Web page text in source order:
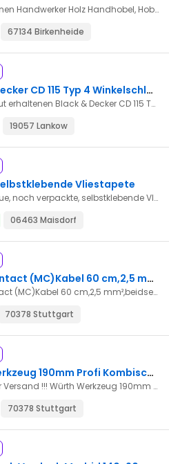
Verkaufe einen Handwerker Holz Handhobel, Hobelbreite 3 cm, wie abgebildet; nicht kostenlos aber für nur 15 Euro! Es handelt sich um einen Privatverkauf nach EU-Recht, ohne Garantie, Gewährleistung, Umtausch- oder Rückgaberecht. Genannte Markennamen sind Eigentum der Rechteinhaber und dienen der Artikelbeschreibung. Fotos bitte beachten. Bitte nur anrufen oder Mail schreiben! Keine Antwort gibt es auf SMS !!! Verkauf und Anrufe bis 22 Uhr auch sonntags möglich !!! Beachten Sie bitte auch meine anderen Angebote! Mehr kaufen, Versandkosten sparen! Alles was in eine Bananenkiste geht, nur 7 Euro Versand! Die Anzeige ist so lange geschaltet, bis dieser Artikel verkauft ist und wird danach sofort gelöscht. Tel. 06237 - 1614 oder 0174 - 4820611 .
67134 Birkenheide
Black & Decker CD 115 Typ 4 Winkelschleifer
Verkaufe gut erhaltenen Black & Decker CD 115 Typ 4 Winkelschleifer 710 W / 115mm Durchmesser Ohne Wechselschlüssel Paypal vorhanden Könnte auch verschickt werden mit DHL Paket
19057 Lankow
Vliestapete
5 Rollen neue, noch verpackte, selbstklebende Vliestapete
06463 Maisdorf
Multi-Contact (MC)Kabel 60 cm,2,5 mm²,beidseitig 4 mm Stecker Neu
Multi-Contact (MC)Kabel 60 cm,2,5 mm²,beidseitig 4 mm ,2 x Bananenstecker 19 A, 1000 V, Neu Farbe :rot
70378 Stuttgart
Würth Werkzeug 190mm Profi Kombischere 42mm 7140314 gebraucht
Kostenloser Versand !!! Würth Werkzeug 190mm Profi Kombischere 42mm Schnittlänge rechts / links 7140314 neu Würth Profi Kombischere rechts / links Handliche Schere zum Schneiden von weichen Materialien, Folien, Papier, Pappe und Kunststoffen • Klingen aus rostfreiem Stahl für eine lange Lebensdauer • Mit Kunststoffgriff • Angenehmes Arbeiten durch auto- matisches Öffnen der Schere beim Schneiden (eingebaute Feder zwi- chen den Griffen) • Mit Arretierungshebel • Schnittlänge 42mm Würth Werkzeug 190mm Profi Kombischere 42mm 7140314 gebraucht
70378 Stuttgart